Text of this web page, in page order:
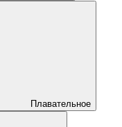
Плавательное